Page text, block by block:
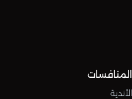
المنافسات
الأندية